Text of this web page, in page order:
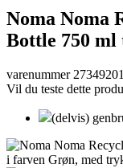
Noma Noma
Bottle 750 ml
varenummer 27349201
Vil du teste dette
(delvis)